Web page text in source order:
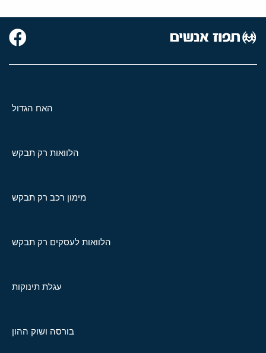
האח הגדול
הלוואות רק תבקש
מימון רכב רק תבקש
הלוואות לעסקים רק תבקש
עגלת תינוקות
בורסה ושוק ההון